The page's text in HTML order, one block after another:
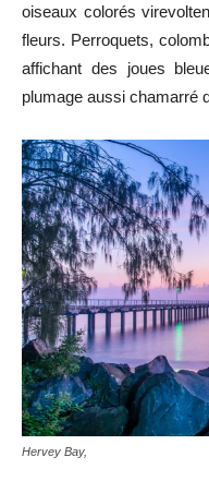
oiseaux colorés
fleurs. Perroquets,
affichant des joues
plumage aussi chamarré
Hervey Bay,